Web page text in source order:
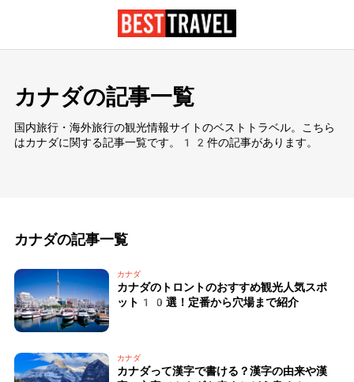
カナダの記事一覧
国内旅行・海外旅行の観光情報サイトのベストトラベル。こちら
はカナダに関する記事一覧です。12件の記事があります。
カナダの記事一覧
カナダ
カナダのトロントのおすすめ観光人気スポ
ット10選！定番から穴場まで紹介
カナダ
カナダって漢字で書ける？漢字の由来や漢